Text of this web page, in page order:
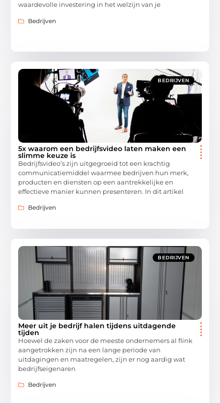
waardevolle investering in het welzijn van je
Bedrijven
BEDRIJVEN
5x waarom een bedrijfsvideo laten maken een
slimme keuze is
Bedrijfsvideo’s zijn uitgegroeid tot een krachtig
communicatiemiddel waarmee bedrijven hun merk,
producten en diensten op een aantrekkelijke en
effectieve manier kunnen presenteren. In dit artikel
Bedrijven
BEDRIJVEN
Meer uit je bedrijf halen tijdens uitdagende
tijden
Hoewel de zaken voor de meeste ondernemers al flink
aangetrokken zijn na een lange periode van
uitdagingen en maatregelen, zijn er nog aardig wat
bedrijfseigenaren
Bedrijven